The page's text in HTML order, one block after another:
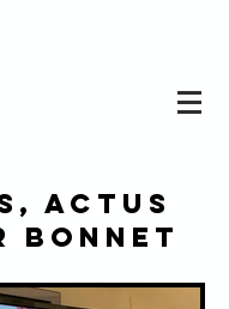
actus
bonnet